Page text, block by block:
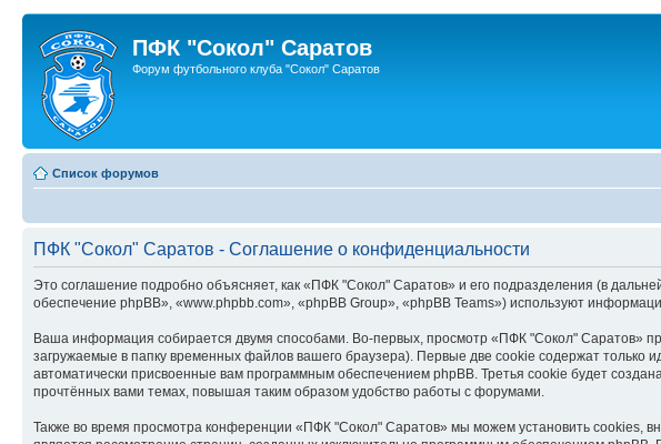
ПФК "Сокол" Саратов
Форум футбольного клуба "Сокол" Саратов
Список форумов
ПФК "Сокол" Саратов - Соглашение о конфиденциальности
Это соглашение подробно объясняет, как «ПФК "Сокол" Саратов» и его подразделения (в
обеспечение phpBB», «www.phpbb.com», «phpBB Group», «phpBB Teams») используют
Ваша информация собирается двумя способами. Во-первых, просмотр «ПФК "Сокол" Саратов»
загружаемые в папку временных файлов вашего браузера). Первые две cookie содержат
автоматически присвоенные вам программным обеспечением phpBB. Третья cookie будет
прочтённых вами темах, повышая таким образом удобство работы с форумами.
Также во время просмотра конференции «ПФК "Сокол" Саратов» мы можем установить cookies,